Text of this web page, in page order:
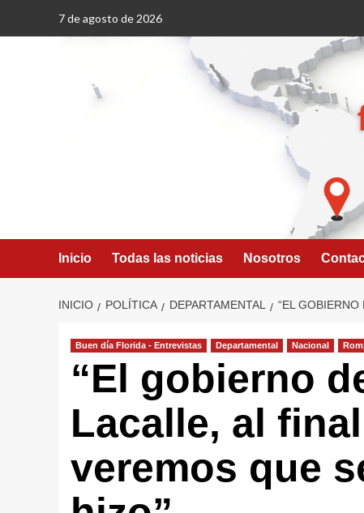
7 de agosto de 2026
Inicio Todas las noticias Nosotros
INICIO POLÍTICA DEPARTAMENTAL “EL
Buen día Florida - Entrevistas Departamental Nacional
“El gobierno
Lacalle, al
veremos que